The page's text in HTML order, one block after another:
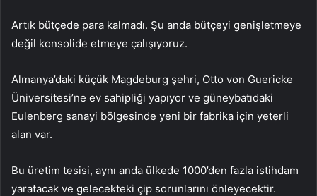
Artık bütçede para kalmadı. Şu anda bütçeyi genişletmeye
değil konsolide etmeye çalışıyoruz.
Almanya’daki küçük Magdeburg şehri, Otto von Guericke
Üniversitesi’ne ev sahipliği yapıyor ve güneybatıdaki
Eulenberg sanayi bölgesinde yeni bir fabrika için yeterli
alan var.
Bu üretim tesisi, aynı anda ülkede 1000’den fazla istihdam
yaratacak ve gelecekteki çip sorunlarını önleyecektir.